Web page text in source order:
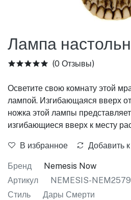
Лампа
(0 Отзывы)
Осветите свою комнату этой
лампой. Изгибающаяся вверх
ножка этой лампы
изгибающиеся вверх к месту
В избранное Добавить
Бренд
Nemesis Now
Артикул
NEMESIS-NEM2579
Стиль
Дары Смерти